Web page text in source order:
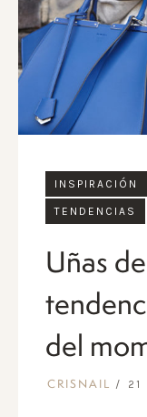
INSPIRACIÓN
TENDENCIAS
Uñas
del
CRISNAIL 21